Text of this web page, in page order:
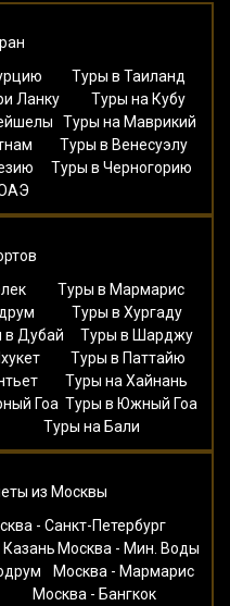
Туры в Таиланд
Ланку
Туры на Кубу
Туры на Маврикий
Туры в Венесуэлу
Туры в Черногорию
Туры в Мармарис
Туры в Хургаду
в Дубай
Туры в Шарджу
Туры в Паттайю
Туры на Хайнань
Гоа Туры в Южный Гоа
Туры на Бали
из Москвы
- Санкт-Петербург
Москва - Мин. Воды
Москва - Мармарис
Москва - Бангкок